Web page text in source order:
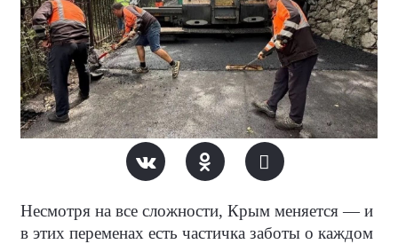
Несмотря на все сложности, Крым меняется — и
в этих переменах есть частичка заботы о каждом